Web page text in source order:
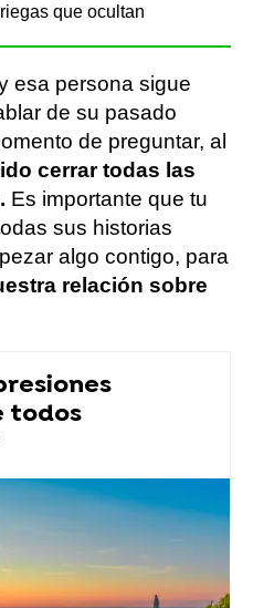
que ocultan
esa persona sigue
de su pasado
de preguntar, al
cerrar todas las
Es importante que tu
sus historias
algo contigo, para
relación sobre
todos